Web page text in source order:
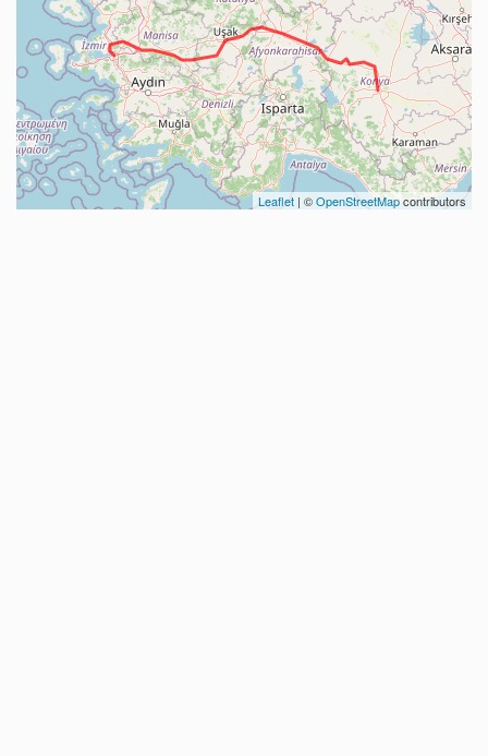
Leaflet | ©OpenStreetMapcontributors